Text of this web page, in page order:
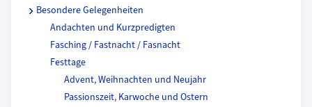
Besondere Gelegenheiten
Andachten und Kurzpredigten
Fasching / Fastnacht / Fasnacht
Festtage
Advent, Weihnachten und Neujahr
Passionszeit, Karwoche und Ostern